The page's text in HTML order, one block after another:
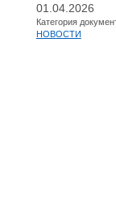
01.04.2026
Категория
НОВОСТИ